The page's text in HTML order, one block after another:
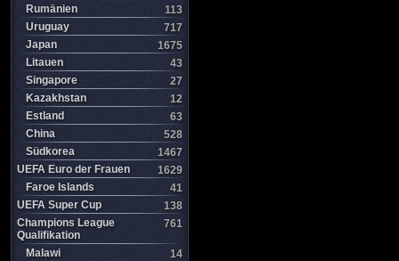
Rumänien
113
Uruguay
717
Japan
1675
Litauen
43
Singapore
27
Kazakhstan
12
Estland
63
China
528
Südkorea
1467
UEFA Euro der Frauen
1629
Faroe Islands
41
UEFA Super Cup
138
Champions League
Qualifikation
761
Malawi
14